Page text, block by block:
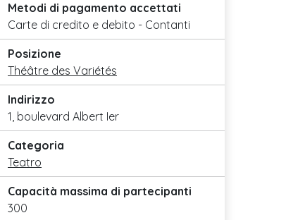
Metodi di pagamento accettati
Carte di credito e debito - Contanti
Posizione
Théâtre des Variétés
Indirizzo
1, boulevard Albert Ier
Categoria
Teatro
Capacità massima di partecipanti
300